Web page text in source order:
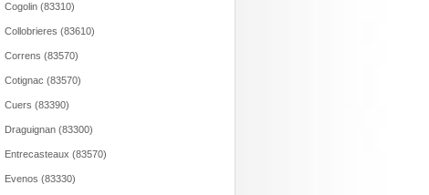
Cogolin (83310)
Collobrieres (83610)
Correns (83570)
Cotignac (83570)
Cuers (83390)
Draguignan (83300)
Entrecasteaux (83570)
Evenos (83330)